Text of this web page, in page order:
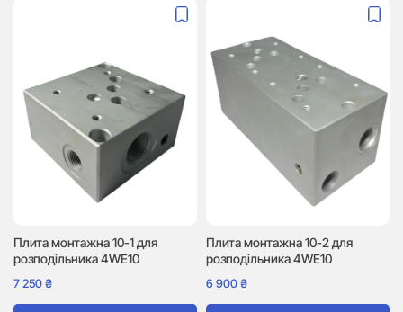
Плита монтажна 10-1 для
розподільника 4WE10
7 250₴
Плита монтажна 10-2 для
розподільника 4WE10
6 900₴